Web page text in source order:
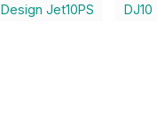
Design Jet10PS DJ10